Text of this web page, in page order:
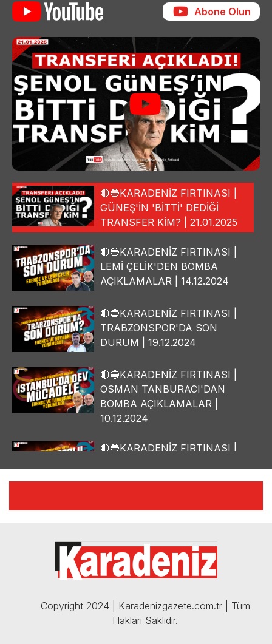
Abone Olun
🔴🔵KARADENİZ FIRTINASI |
GÜNEŞ'İN 'BİTTİ' DEDİĞİ
TRANSFER KİM? | 21.01.2025
🔴🔵KARADENİZ FIRTINASI |
LEMİ ÇELİK'DEN BOMBA
AÇIKLAMALAR | 14.12.2024
🔴🔵KARADENİZ FIRTINASI |
TRABZONSPOR'DA SON
DURUM | 19.12.2024
🔴🔵KARADENİZ FIRTINASI |
OSMAN TANBURACI'DAN
BOMBA AÇIKLAMALAR |
10.12.2024
🔴🔵KARADENİZ FIRTINASI |
🔴🔵KARADENİZ FIRTINASI |
05.12.2024
Copyright 2024 | Karadenizgazete.com.tr | Tüm
Hakları Saklıdır.